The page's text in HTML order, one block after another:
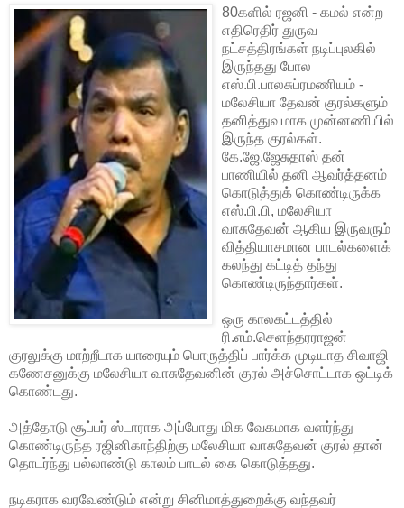
80களில் ரஜனி - கமல் என்ற
எதிரெதிர் துருவ
நட்சத்திரங்கள் நடிப்புலகில்
இருந்தது போல
எஸ்.பி.பாலசுப்ரமணியம் -
மலேசியா தேவன் குரல்களும்
தனித்துவமாக முன்னணியில்
இருந்த குரல்கள்.
கே.ஜே.ஜேசுதாஸ் தன்
பாணியில் தனி ஆவர்த்தனம்
கொடுத்துக் கொண்டிருக்க
எஸ்.பி.பி, மலேசியா
வாசுதேவன் ஆகிய இருவரும்
வித்தியாசமான பாடல்களைக்
கலந்து கட்டித் தந்து
கொண்டிருந்தார்கள்.
ஒரு காலகட்டத்தில்
ரி.எம்.செளந்தரராஜன்
குரலுக்கு மாற்றீடாக யாரையும் பொருத்திப் பார்க்க முடியாத சிவாஜி
கணேசனுக்கு மலேசியா வாசுதேவனின் குரல் அச்சொட்டாக ஒட்டிக்
கொண்டது.
அத்தோடு சூப்பர் ஸ்டாராக அப்போது மிக வேகமாக வளர்ந்து
கொண்டிருந்த ரஜினிகாந்திற்கு மலேசியா வாசுதேவன் குரல் தான்
தொடர்ந்து பல்லாண்டு காலம் பாடல் கை கொடுத்தது.
நடிகராக வரவேண்டும் என்று சினிமாத்துறைக்கு வந்தவர்